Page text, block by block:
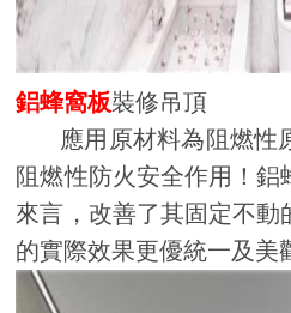
鋁蜂窩板裝修吊頂
應用原材料為阻燃性
阻燃性防火安全作用！
來言，改善了其固定不動
的實際效果更優統一及美